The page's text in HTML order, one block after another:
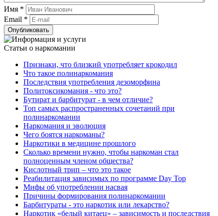
Имя *
Email *
Статьи о наркомании
Признаки, что близкий употребляет крокодил
Что такое полинаркомания
Последствия употребления дезоморфина
Политоксикомания - что это?
Бутират и барбитурат - в чем отличие?
Топ самых распространенных сочетаний при
полинаркомании
Наркомания и эволюция
Чего боятся наркоманы?
Наркотики в медицине прошлого
Сколько времени нужно, чтобы наркоман стал
полноценным членом общества?
Кислотный трип – что это такое
Реабилитация зависимых по программе Day Top
Мифы об употреблении насвая
Причины формирования полинаркомании
Барбитураты - это наркотик или лекарство?
Наркотик «белый китаец» – зависимость и последствия